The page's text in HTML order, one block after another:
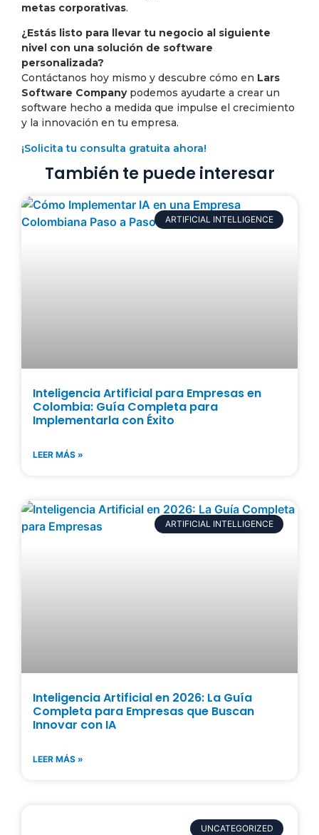
metas corporativas.
¿Estás listo para llevar tu negocio al siguiente
nivel con una solución de software
personalizada?
Contáctanos hoy mismo y descubre cómo en Lars
Software Companypodemos ayudarte a crear un
software hecho a medida que impulse el crecimiento
y la innovación en tu empresa.
¡Solicita tu consulta gratuita ahora!
También te puede interesar
ARTIFICIAL INTELLIGENCE
Inteligencia Artificial para Empresas en
Colombia: Guía Completa para
Implementarla con Éxito
LEER MÁS »
ARTIFICIAL INTELLIGENCE
Inteligencia Artificial en 2026: La Guía
Completa para Empresas que Buscan
Innovar con IA
LEER MÁS »
UNCATEGORIZED